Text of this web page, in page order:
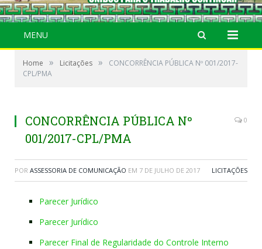
MENU
Home » Licitações »
CONCORRÊNCIA PÚBLICA Nº 001/2017-
CPL/PMA
CONCORRÊNCIA PÚBLICA Nº
001/2017-CPL/PMA
0
POR ASSESSORIA DE COMUNICAÇÃO EM 7 DE JULHO DE 2017 LICITAÇÕES
Parecer Jurídico
Parecer Jurídico
Parecer Final de Regularidade do Controle Interno